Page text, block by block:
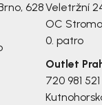
628Veletržní
OC
0. patro
Outlet
720 981 521